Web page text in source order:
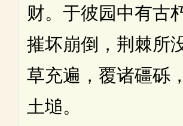
财。于彼园中有古
摧坏崩倒，荆棘所
草充遍，覆诸礓砾
土塠。